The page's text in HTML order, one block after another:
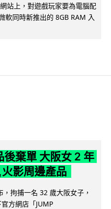
站上，對遊戲玩家要為電腦配
軟同時新推出的 8GB RAM 入
棄單 大阪女 2 年
影周邊產品
拘捕一名 32 歲大阪女子，
方網店「JUMP